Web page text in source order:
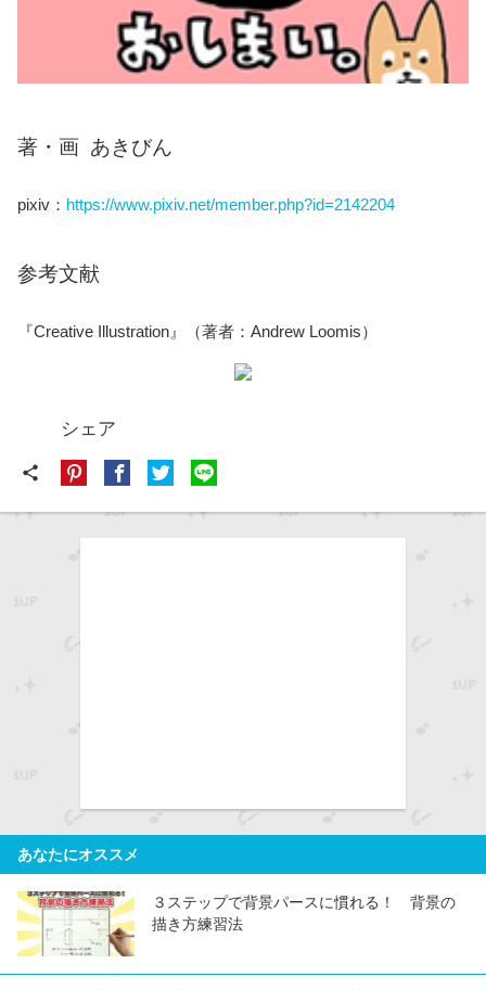
著・画 あきびん
pixiv： https://www.pixiv.net/member.php?id=2142204
参考文献
『Creative Illustration』（著者：Andrew Loomis）
シェア
share
あなたにオススメ
３ステップで背景パースに慣れる！ 背景の
描き方練習法